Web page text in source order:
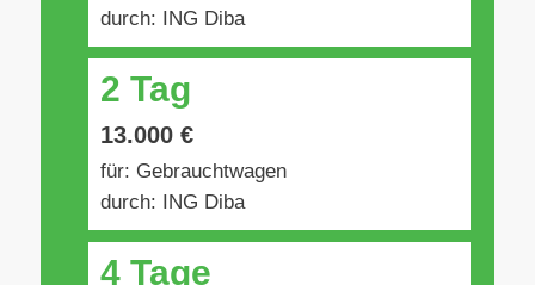
durch: ING Diba
2 Tag
13.000 €
für: Gebrauchtwagen
durch: ING Diba
4 Tage